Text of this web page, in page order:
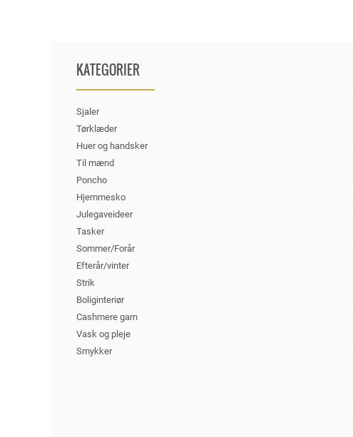
KATEGORIER
Sjaler
Tørklæder
Huer og handsker
Til mænd
Poncho
Hjemmesko
Julegaveideer
Tasker
Sommer/Forår
Efterår/vinter
Strik
Boliginteriør
Cashmere garn
Vask og pleje
Smykker